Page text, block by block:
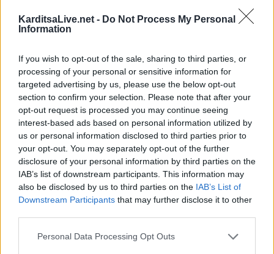
KarditsaLive.net - Do Not Process My Personal
Information
If you wish to opt-out of the sale, sharing to third parties, or
processing of your personal or sensitive information for
targeted advertising by us, please use the below opt-out
section to confirm your selection. Please note that after your
opt-out request is processed you may continue seeing
interest-based ads based on personal information utilized by
us or personal information disclosed to third parties prior to
your opt-out. You may separately opt-out of the further
disclosure of your personal information by third parties on the
IAB’s list of downstream participants. This information may
also be disclosed by us to third parties on the IAB’s List of
Downstream Participants that may further disclose it to other
Personal Data Processing Opt Outs
Τροποποίηση κατάταξης, Σχολών,
Τμημάτων και Εισαγωγικών
Κατευθύνσεων Τμημάτων στα
Επιστημονικά Πεδία των Πανελλαδικών
Εξετάσεων του 2026
Από το Υπουργείο Παιδείας, Θρησκευμάτων και
Αθλητισμού ανακοινώνεται ότι σύμφωνα με την με αριθμ.
Φ.253/46061/Α5/29-4-2025 υπουργική απόφαση που έχει
σταλεί στο Εθνικό Τυπογραφείο για δημοσίευση, έγινε
τροποποίηση της κατάταξης των Σχολών, των Τμημάτων
πανελλαδικές εξετάσεις έτους 2026, ως εξής: